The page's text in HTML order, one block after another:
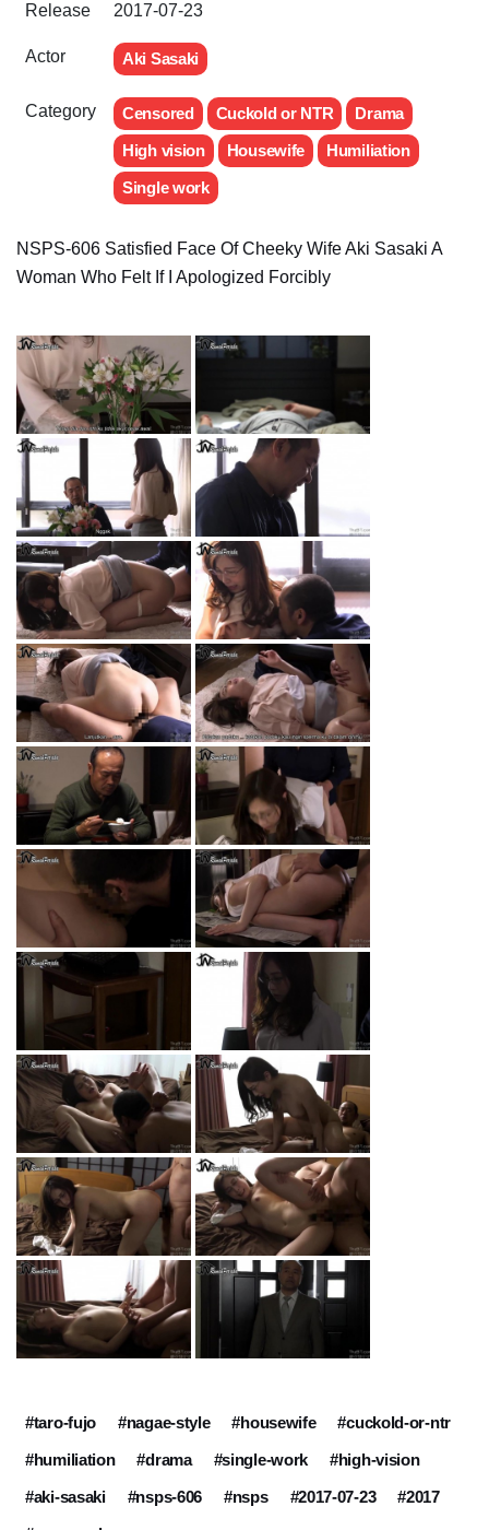
Release 2017-07-23
Actor Aki Sasaki
Category Censored Cuckold or NTR
Drama
High vision
Housewife
Humiliation
Single work
NSPS-606 Satisfied Face Of Cheeky Wife Aki Sasaki A
Woman Who Felt If I Apologized Forcibly
#taro-fujo #nagae-style #housewife
#cuckold-or-ntr
#humiliation
#drama #single-work
#high-vision
#aki-sasaki
#nsps-606 #nsps #2017-07-23
#2017